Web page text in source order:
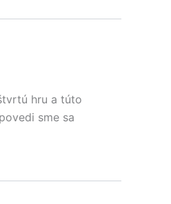
hru a túto
sme sa